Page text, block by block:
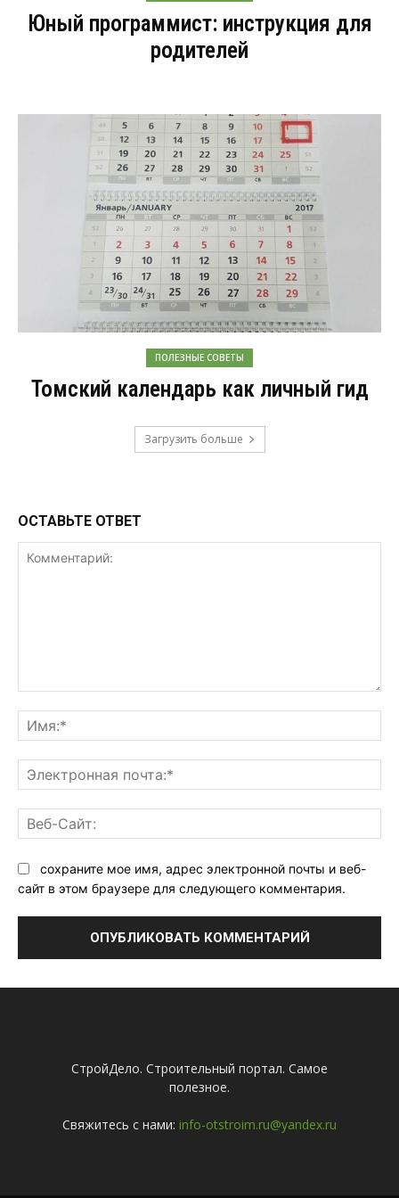
Юный программист: инструкция для
родителей
ПОЛЕЗНЫЕ СОВЕТЫ
Томский календарь как личный гид
Загрузить больше
ОСТАВЬТЕ ОТВЕТ
сохраните мое имя, адрес электронной почты и веб-
сайт в этом браузере для следующего комментария.
СтройДело. Строительный портал. Самое
полезное.
Свяжитесь с нами: info-otstroim.ru@yandex.ru